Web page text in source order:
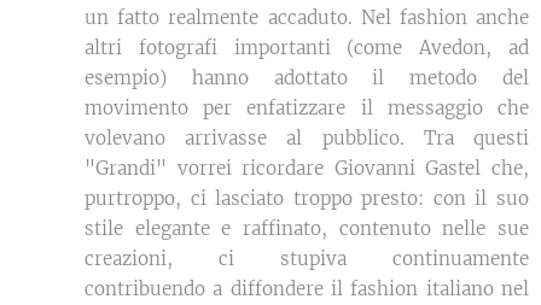
un fatto realmente accaduto. Nel fashion anche
altri fotografi importanti (come Avedon, ad
esempio) hanno adottato il metodo del
movimento per enfatizzare il messaggio che
volevano arrivasse al pubblico. Tra questi
"Grandi" vorrei ricordare Giovanni Gastel che,
purtroppo, ci lasciato troppo presto: con il suo
stile elegante e raffinato, contenuto nelle sue
creazioni, ci stupiva continuamente
contribuendo a diffondere il fashion italiano nel